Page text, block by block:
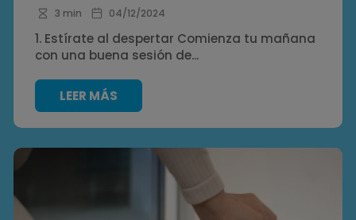
3 min 04/12/2024
1. Estírate al despertar Comienza tu mañana
con una buena sesión de...
LEER MÁS